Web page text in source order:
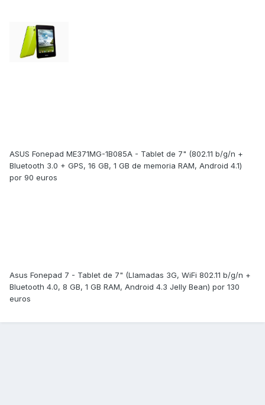
ASUS Fonepad ME371MG-1B085A - Tablet de 7" (802.11 b/g/n +
Bluetooth 3.0 + GPS, 16 GB, 1 GB de memoria RAM, Android 4.1)
por 90 euros
Asus Fonepad 7 - Tablet de 7" (Llamadas 3G, WiFi 802.11 b/g/n +
Bluetooth 4.0, 8 GB, 1 GB RAM, Android 4.3 Jelly Bean) por 130
euros